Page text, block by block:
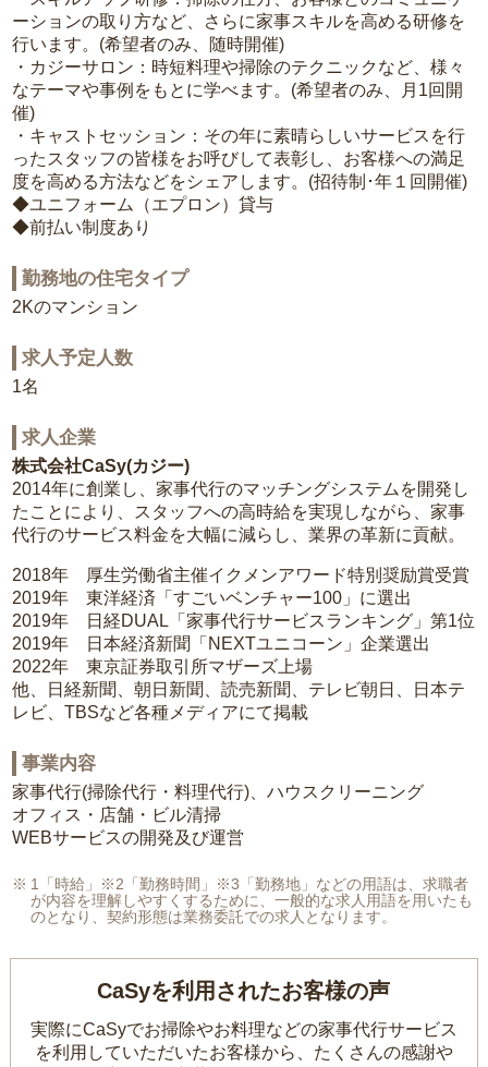
ーションの取り方など、さらに家事スキルを高める研修を
行います。(希望者のみ、随時開催)
・カジーサロン：時短料理や掃除のテクニックなど、様々
なテーマや事例をもとに学べます。(希望者のみ、月1回開
催)
・キャストセッション：その年に素晴らしいサービスを行
ったスタッフの皆様をお呼びして表彰し、お客様への満足
度を高める方法などをシェアします。(招待制･年１回開催)
◆ユニフォーム（エプロン）貸与
◆前払い制度あり
勤務地の住宅タイプ
2Kのマンション
求人予定人数
1名
求人企業
株式会社CaSy(カジー)
2014年に創業し、家事代行のマッチングシステムを開発し
たことにより、スタッフへの高時給を実現しながら、家事
代行のサービス料金を大幅に減らし、業界の革新に貢献。
2018年 厚生労働省主催イクメンアワード特別奨励賞受賞
2019年 東洋経済「すごいベンチャー100」に選出
2019年 日経DUAL「家事代行サービスランキング」第1位
2019年 日本経済新聞「NEXTユニコーン」企業選出
2022年 東京証券取引所マザーズ上場
他、日経新聞、朝日新聞、読売新聞、テレビ朝日、日本テ
レビ、TBSなど各種メディアにて掲載
事業内容
家事代行(掃除代行・料理代行)、ハウスクリーニング
オフィス・店舗・ビル清掃
WEBサービスの開発及び運営
1「時給」※2「勤務時間」※3「勤務地」などの用語は、求職者
が内容を理解しやすくするために、一般的な求人用語を用いたも
のとなり、契約形態は業務委託での求人となります。
CaSyを利用されたお客様の声
実際にCaSyでお掃除やお料理などの家事代行サービス
を利用していただいたお客様から、 たくさんの感謝や